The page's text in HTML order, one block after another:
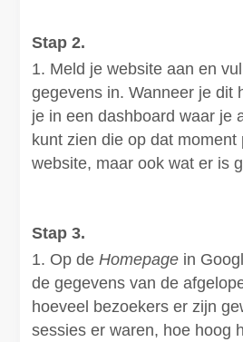
Stap 2.
Meld je website aan en
gegevens in. Wanneer je dit
je in een dashboard waar je
kunt zien die op dat
website, maar ook wat er is
Stap 3.
Op de Homepagein
de gegevens van de
hoeveel bezoekers er zijn
sessies er waren, hoe hoog